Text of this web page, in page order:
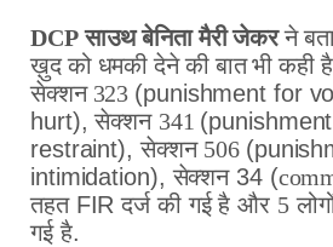
DCP साउथ बेनिता मैरी जेकरने
ख़ुद को धमकी देने की बात भी कही
सेक्शन 323 (punishment for
hurt),सेक्शन 341
restraint),सेक्शन 506
intimidation),सेक्शन34 (
तहतFIRदर्ज की गई है और 5
गई है.